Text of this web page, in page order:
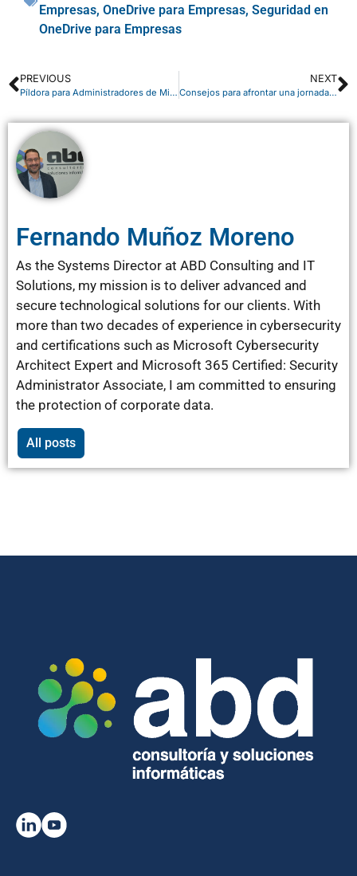
Empresas, OneDrive para Empresas, Seguridad en
OneDrive para Empresas
PREVIOUS
Píldora para Administradores de Microsoft 365: Nuevo Centro de Administración de Exchange
NEXT
Consejos para afrontar una jornada de teletrabajo
Fernando Muñoz Moreno
As the Systems Director at ABD Consulting and IT
Solutions, my mission is to deliver advanced and
secure technological solutions for our clients. With
more than two decades of experience in cybersecurity
and certifications such as Microsoft Cybersecurity
Architect Expert and Microsoft 365 Certified: Security
Administrator Associate, I am committed to ensuring
the protection of corporate data.
All posts